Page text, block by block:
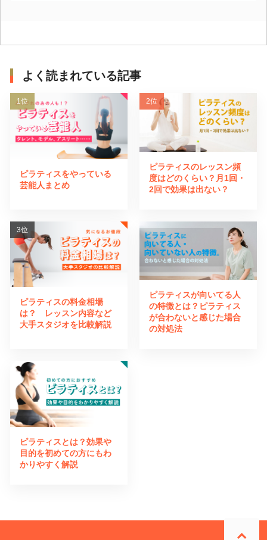
よく読まれている記事
ピラティスをやっている
芸能人まとめ
ピラティスのレッスン頻
度はどのくらい？月1回・
2回で効果は出ない？
ピラティスの料金相場
は？ レッスン内容など
大手スタジオを比較解説
ピラティスが向いてる人
の特徴とは？ピラティス
が合わないと感じた場合
の対処法
ピラティスとは？効果や
目的を初めての方にもわ
かりやすく解説